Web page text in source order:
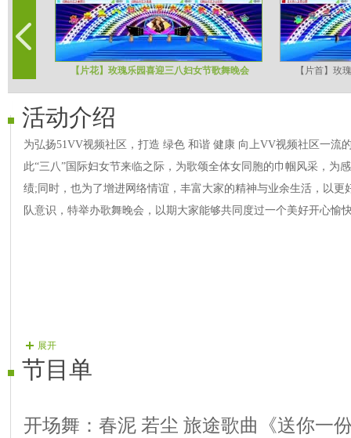
【片花】玫瑰乐园喜迎三八妇女节歌舞晚会 【片首】玫
活动介绍
为弘扬51VV视频社区，打造 绿色 和谐 健康 向上VV视频社区一流
此“三八”国际妇女节来临之际，为歌颂全体女同胞的巾帼风采，为
绩;同时，也为了增进网络情谊，丰富大家的精神与业余生活，以更
队意识，特举办歌舞晚会，以期大家能够共同度过一个美好开心愉
展开
节目单
开场舞：春泥 若尘 旅途歌曲《送你一